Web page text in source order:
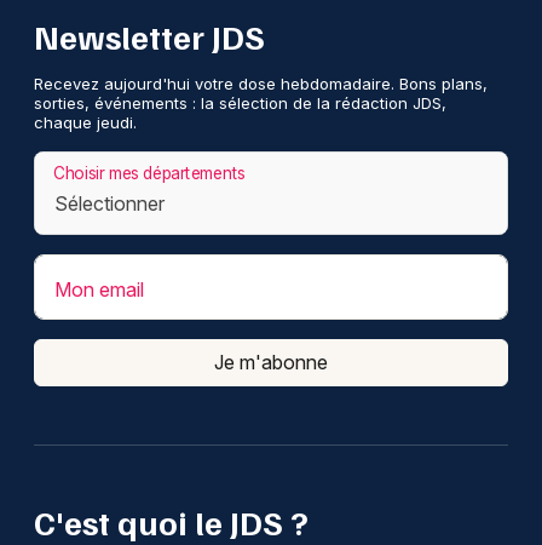
C'est quoi le JDS ?
Newsletter JDS
Recevez aujourd'hui votre dose hebdomadaire. Bons plans,
sorties, événements : la sélection de la rédaction JDS,
chaque jeudi.
Choisir mes départements
Mon email
Je m'abonne